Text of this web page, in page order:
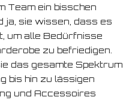
Team ein bisschen
ja, sie wissen, dass es
um alle Bedürfnisse
zu befriedigen.
das gesamte Spektrum
bis hin zu lässigen
und Accessoires